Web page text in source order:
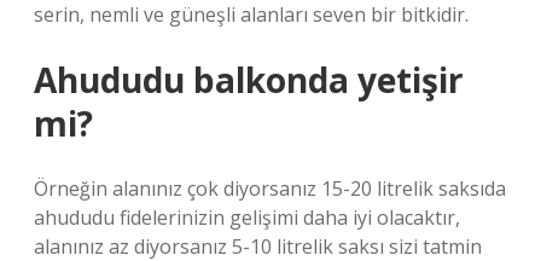
serin, nemli ve güneşli alanları seven bir bitkidir.
Ahududu balkonda yetişir
mi?
Örneğin alanınız çok diyorsanız 15-20 litrelik saksıda
ahududu fidelerinizin gelişimi daha iyi olacaktır,
alanınız az diyorsanız 5-10 litrelik saksı sizi tatmin